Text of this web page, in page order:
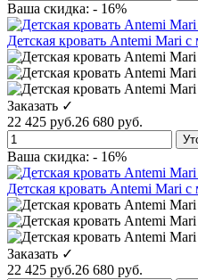
Ваша скидка: - 16%
Детская кровать Antemi Mari
Заказать ✓
22 425 руб.26 680 руб.
Ваша скидка: - 16%
Детская кровать Antemi Mari
Заказать ✓
22 425 руб.26 680 руб.